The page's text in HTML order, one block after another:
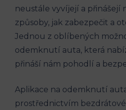
neustále vyvíjejí a přinášejí
způsoby, jak zabezpečit a
Jednou z oblíbených
odemknutí auta, která
přináší nám pohodlí a
Aplikace na odemknutí
prostřednictvím